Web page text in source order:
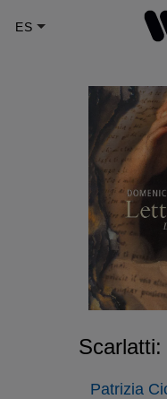
Patrizia